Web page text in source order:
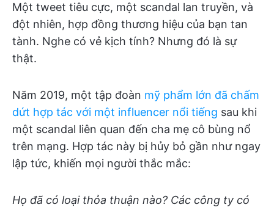
Một tweet tiêu cực, một scandal lan truyền, và
đột nhiên, hợp đồng thương hiệu của bạn tan
tành. Nghe có vẻ kịch tính? Nhưng đó là sự
thật.
Năm 2019, một tập đoàn mỹ phẩm lớn đã chấm
dứt hợp tác với một influencer nổi tiếng sau khi
một scandal liên quan đến cha mẹ cô bùng nổ
trên mạng. Hợp tác này bị hủy bỏ gần như ngay
lập tức, khiến mọi người thắc mắc:
Họ đã có loại thỏa thuận nào? Các công ty có